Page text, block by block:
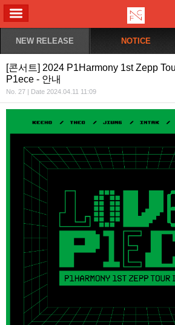
NEW RELEASE NOTICE
[콘서트] 2024 P1Harmony 1st Zepp
P1ece - 안내
No. 27 | Date 2024.04.11 11:09